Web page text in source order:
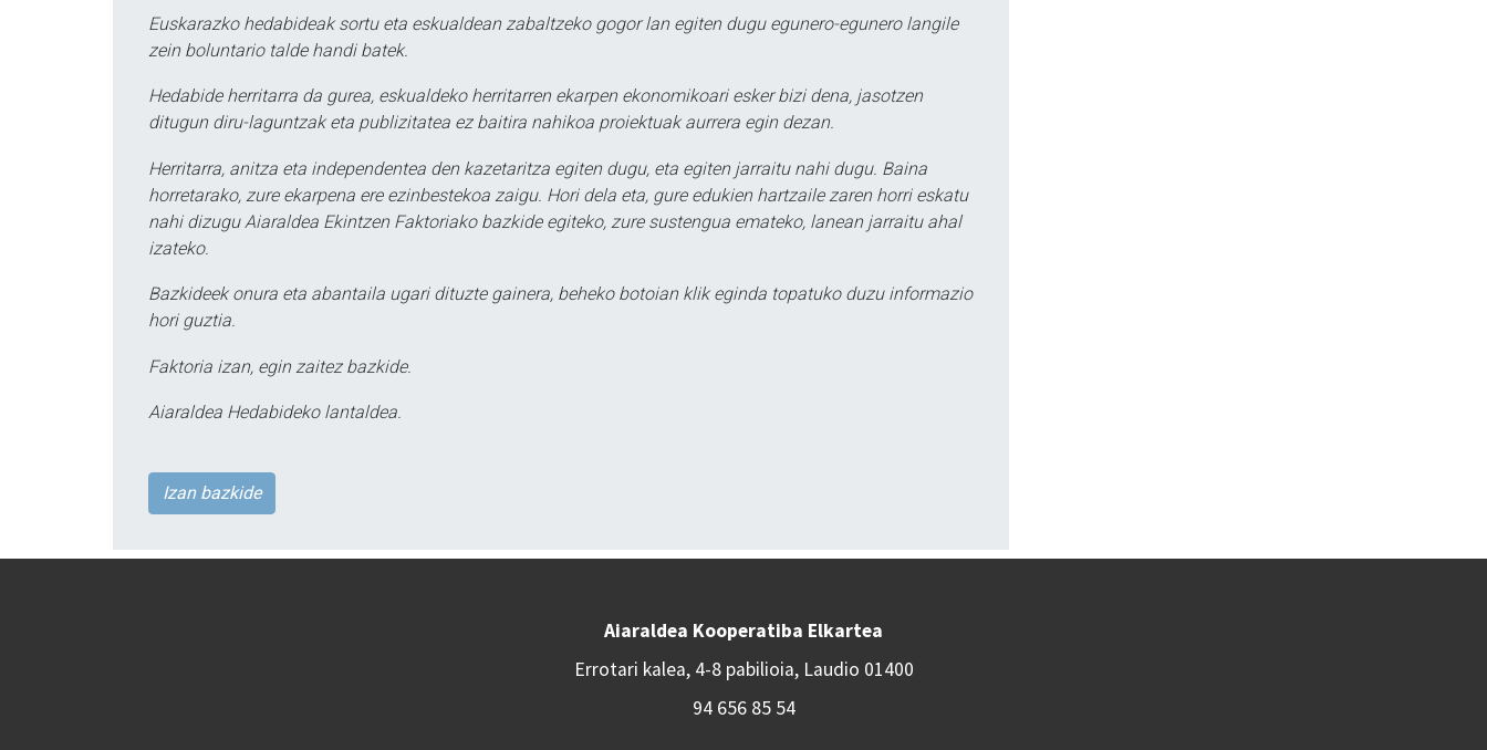
Euskarazko hedabideak sortu eta eskualdean zabaltzeko gogor lan egiten dugu egunero-egunero langile
zein boluntario talde handi batek.
Hedabide herritarra da gurea, eskualdeko herritarren ekarpen ekonomikoari esker bizi dena, jasotzen
ditugun diru-laguntzak eta publizitatea ez baitira nahikoa proiektuak aurrera egin dezan.
Herritarra, anitza eta independentea den kazetaritza egiten dugu, eta egiten jarraitu nahi dugu. Baina
horretarako, zure ekarpena ere ezinbestekoa zaigu. Hori dela eta, gure edukien hartzaile zaren horri eskatu
nahi dizugu Aiaraldea Ekintzen Faktoriako bazkide egiteko, zure sustengua emateko, lanean jarraitu ahal
izateko.
Bazkideek onura eta abantaila ugari dituzte gainera, beheko botoian klik eginda topatuko duzu informazio
hori guztia.
Faktoria izan, egin zaitez bazkide.
Aiaraldea Hedabideko lantaldea.
Izan bazkide
Aiaraldea Kooperatiba Elkartea
Errotari kalea, 4-8 pabilioia, Laudio 01400
94 656 85 54